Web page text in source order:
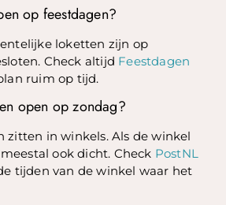
op feestdagen?
loketten zijn op
Check altijd Feestdagen
ruim op tijd.
open op zondag?
zitten in winkels. Als de winkel
ook dicht. Check PostNL
tijden van de winkel waar het